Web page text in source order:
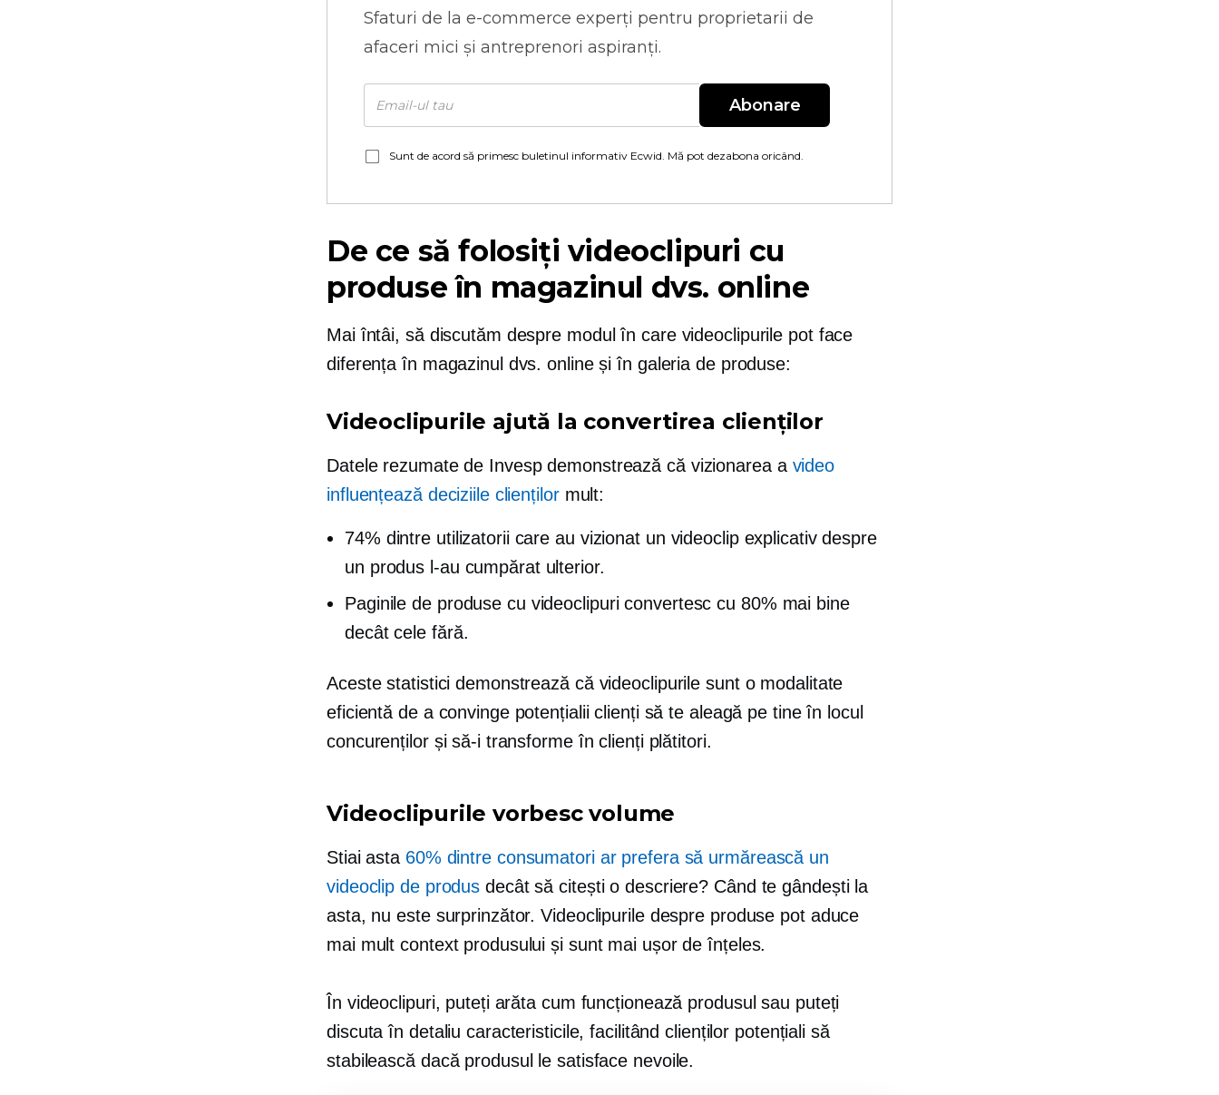
Sfaturi de la e-commerce experți pentru proprietarii de
afaceri mici și antreprenori aspiranți.
Abonare
Sunt de acord să primesc buletinul informativ Ecwid. Mă pot dezabona oricând.
De ce să folosiți videoclipuri cu
produse în magazinul dvs. online
Mai întâi, să discutăm despre modul în care videoclipurile pot face
diferența în magazinul dvs. online și în galeria de produse:
Videoclipurile ajută la convertirea clienților
Datele rezumate de Invesp demonstrează că vizionarea a video
influențează deciziile cliențilormult:
74% dintre utilizatorii care au vizionat un videoclip explicativ despre
un produs l-au cumpărat ulterior.
Paginile de produse cu videoclipuri convertesc cu 80% mai bine
decât cele fără.
Aceste statistici demonstrează că videoclipurile sunt o modalitate
eficientă de a convinge potențialii clienți să te aleagă pe tine în locul
concurenților și să-i transforme în clienți plătitori.
Videoclipurile vorbesc volume
Stiai asta 60% dintre consumatori ar prefera să urmărească un
videoclip de produs decât să citești o descriere? Când te gândești la
asta, nu este surprinzător. Videoclipurile despre produse pot aduce
mai mult context produsului și sunt mai ușor de înțeles.
În videoclipuri, puteți arăta cum funcționează produsul sau puteți
discuta în detaliu caracteristicile, facilitând clienților potențiali să
stabilească dacă produsul le satisface nevoile.